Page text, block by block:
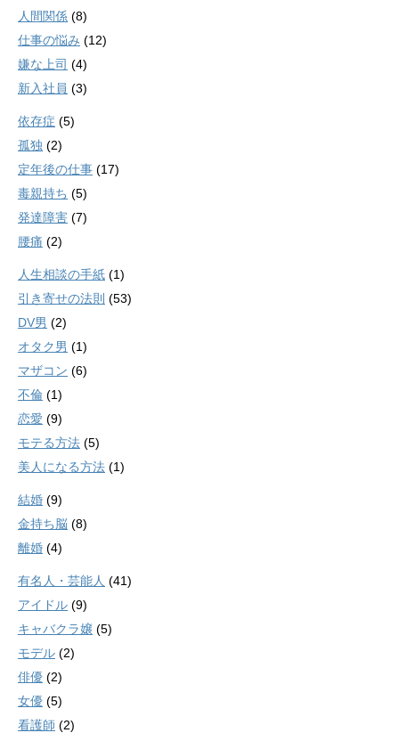
人間関係 (8)
仕事の悩み (12)
嫌な上司 (4)
新入社員 (3)
依存症 (5)
孤独 (2)
定年後の仕事 (17)
毒親持ち (5)
発達障害 (7)
腰痛 (2)
人生相談の手紙 (1)
引き寄せの法則 (53)
DV男 (2)
オタク男 (1)
マザコン (6)
不倫 (1)
恋愛 (9)
モテる方法 (5)
美人になる方法 (1)
結婚 (9)
金持ち脳 (8)
離婚 (4)
有名人・芸能人 (41)
アイドル (9)
キャバクラ嬢 (5)
モデル (2)
俳優 (2)
女優 (5)
看護師 (2)